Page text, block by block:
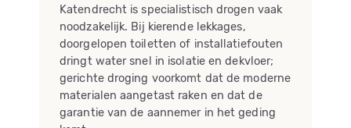
Katendrecht is specialistisch drogen vaak
noodzakelijk. Bij kierende lekkages,
doorgelopen toiletten of installatiefouten
dringt water snel in isolatie en dekvloer;
gerichte droging voorkomt dat de moderne
materialen aangetast raken en dat de
garantie van de aannemer in het geding